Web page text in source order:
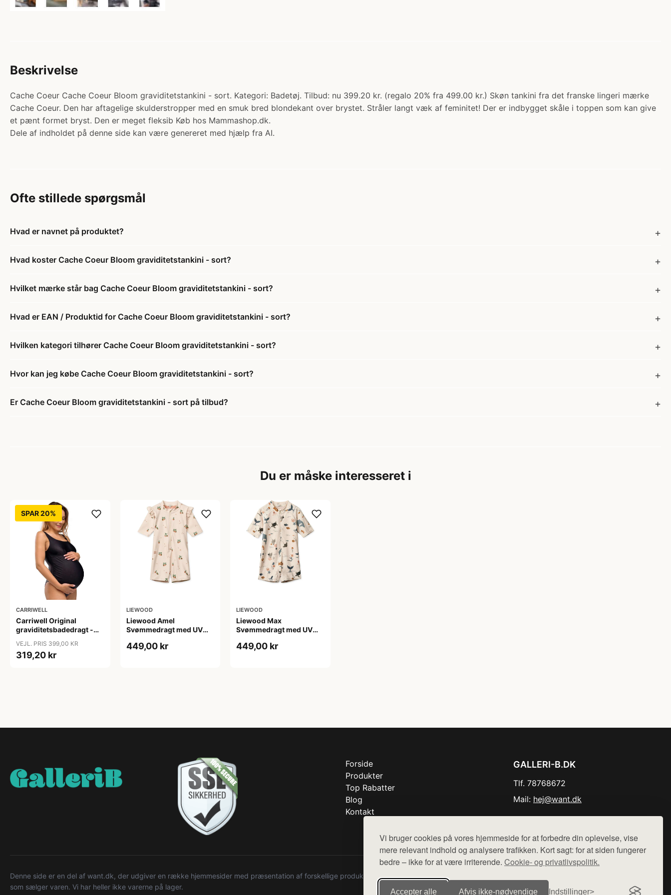
Vi bruger cookies på vores hjemmeside for at forbedre din oplevelse, vise
mere relevant indhold og analysere trafikken. Kort sagt: for at siden fungerer
bedre – ikke for at være irriterende. Cookie- og privatlivspolitik.
Accepter alle Afvis ikke‑nødvendige Indstillinger
Beskrivelse
Cache Coeur Cache Coeur Bloom graviditetstankini - sort. Kategori: Badetøj. Tilbud: nu 399.20 kr. (regalo 20% fra 499.00 kr.) Skøn tankini fra det franske lingeri mærke
Cache Coeur. Den har aftagelige skulderstropper med en smuk bred blondekant over brystet. Stråler langt væk af feminitet! Der er indbygget skåle i toppen som kan give
et pænt formet bryst. Den er meget fleksib Køb hos Mammashop.dk.
Dele af indholdet på denne side kan være genereret med hjælp fra AI.
Ofte stillede spørgsmål
Hvad er navnet på produktet?
Hvad koster Cache Coeur Bloom graviditetstankini - sort?
Hvilket mærke står bag Cache Coeur Bloom graviditetstankini - sort?
Hvad er EAN / Produktid for Cache Coeur Bloom graviditetstankini - sort?
Hvilken kategori tilhører Cache Coeur Bloom graviditetstankini - sort?
Hvor kan jeg købe Cache Coeur Bloom graviditetstankini - sort?
Er Cache Coeur Bloom graviditetstankini - sort på tilbud?
Du er måske interesseret i
SPAR 20%
CARRIWELL
Carriwell Original
graviditetsbadedragt -
VEJL. PRIS 399,00 KR
319,20 kr
LIEWOOD
Liewood Amel
Svømmedragt med UV
Shell
449,00 kr
LIEWOOD
Liewood Max
Svømmedragt med UV
Creature/Sandy
449,00 kr
Forside
Produkter
Top Rabatter
Blog
Kontakt
GALLERI-B.DK
Tlf. 78768672
Mail: hej@want.dk
Denne side er en del af want.dk, der udgiver en række hjemmesider med præsentation af forskellige produkter fra diverse webshops. Der sælges ikke varer fra denne side - vi henviser til de shops,
som sælger varen. Vi har heller ikke varerne på lager.